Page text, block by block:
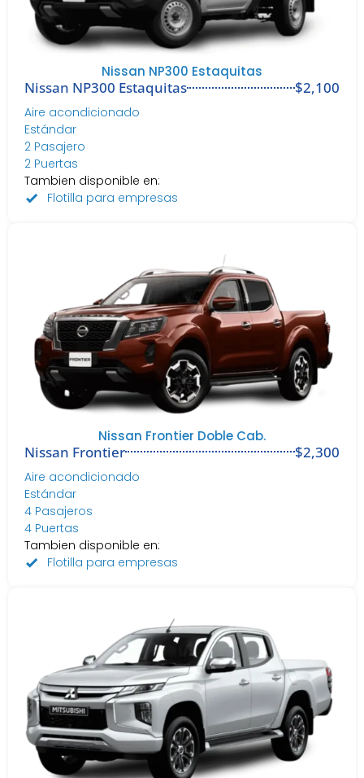
Nissan NP300 Estaquitas
Nissan NP300 Estaquitas​ $2,100
Aire acondicionado
Estándar
2 Pasajero
2 Puertas
Tambien disponible en:
Flotilla para empresas
Nissan Frontier Doble Cab.
Nissan Frontier $2,300
Aire acondicionado
Estándar
4 Pasajeros
4 Puertas
Tambien disponible en:
Flotilla para empresas